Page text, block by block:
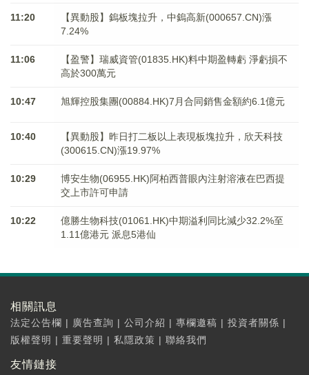
11:20
【異動股】鎢板塊拉升，中鎢高新(000657.CN)漲
7.24%
11:06
【盈警】瑞威資管(01835.HK)料中期盈轉虧 淨虧損不
高於300萬元
10:47 旭輝控股集團(00884.HK)7月合同銷售金額約6.1億元
10:40
【異動股】昨日打二板以上表現板塊拉升，欣天科技
(300615.CN)漲19.97%
10:29
博安生物(06955.HK)阿柏西普眼內注射溶液在巴西提
交上市許可申請
10:22
億勝生物科技(01061.HK)中期溢利同比減少32.2%至
1.11億港元 派息5港仙
相關訊息
法定公告欄 | 廣告查詢 | 公司介紹 | 專欄邀稿 | 投資者關係 |
版權聲明 | 重要聲明 | 私隱政策 | 聯絡我們
友情鏈接